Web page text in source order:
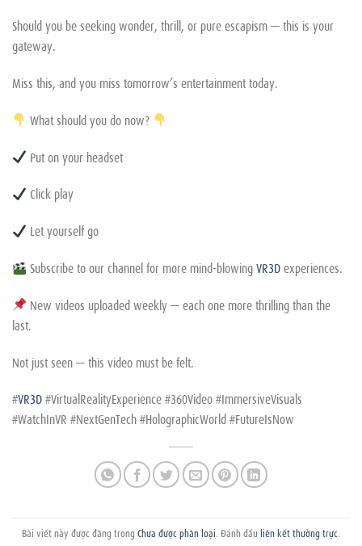
Should you be seeking wonder, thrill, or pure escapism — this is your
gateway.
Miss this, and you miss tomorrow’s entertainment today.
What should you do now?
Put on your headset
Click play
Let yourself go
Subscribe to our channel for more mind-blowingVR3Dexperiences.
New videos uploaded weekly — each one more thrilling than the
last.
Not just seen — this video must be felt.
#VR3D#VirtualRealityExperience #360Video #ImmersiveVisuals
#WatchInVR #NextGenTech #HolographicWorld #FutureIsNow
Bài viết này được đăng trong Chưa được phân loại . Đánh dấu liên kết thường trực